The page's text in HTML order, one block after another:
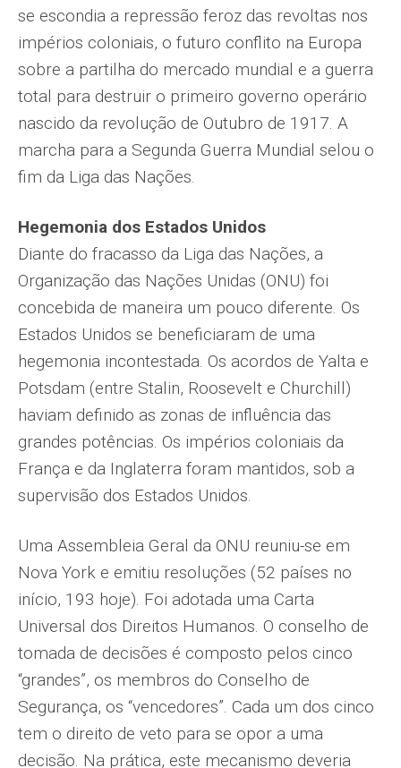
se escondia a repressão feroz das revoltas nos
impérios coloniais, o futuro conflito na Europa
sobre a partilha do mercado mundial e a guerra
total para destruir o primeiro governo operário
nascido da revolução de Outubro de 1917. A
marcha para a Segunda Guerra Mundial selou o
fim da Liga das Nações.
Hegemonia dos Estados Unidos
Diante do fracasso da Liga das Nações, a
Organização das Nações Unidas (ONU) foi
concebida de maneira um pouco diferente. Os
Estados Unidos se beneficiaram de uma
hegemonia incontestada. Os acordos de Yalta e
Potsdam (entre Stalin, Roosevelt e Churchill)
haviam definido as zonas de influência das
grandes potências. Os impérios coloniais da
França e da Inglaterra foram mantidos, sob a
supervisão dos Estados Unidos.
Uma Assembleia Geral da ONU reuniu-se em
Nova York e emitiu resoluções (52 países no
início, 193 hoje). Foi adotada uma Carta
Universal dos Direitos Humanos. O conselho de
tomada de decisões é composto pelos cinco
“grandes”, os membros do Conselho de
Segurança, os “vencedores”. Cada um dos cinco
tem o direito de veto para se opor a uma
decisão. Na prática, este mecanismo deveria